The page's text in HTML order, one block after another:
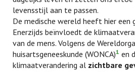
levensstijl aan te passen.
De medische wereld heeft hier een
Enerzijds beïnvloedt de
van de mens. Volgens de
huisartsgeneeskunde (WONCA)1 en
klimaatverandering al zichtbare